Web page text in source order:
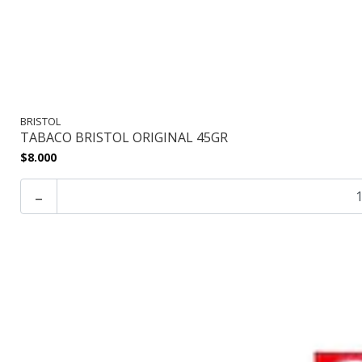
BRISTOL
TABACO BRISTOL ORIGINAL 45GR
$8.000
-